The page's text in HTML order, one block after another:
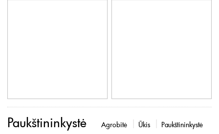
Paukštininkystė Agrobitė Ūkis Paukštininkystė